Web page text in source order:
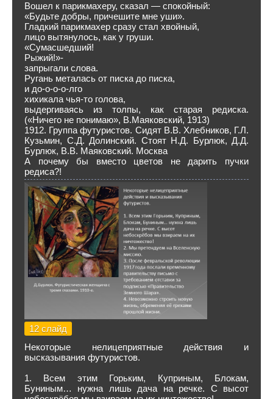
Вошел к парикмахеру, сказал — спокойный:
«Будьте добры, причешите мне уши».
Гладкий парикмахер сразу стал хвойный,
лицо вытянулось, как у груши.
«Сумасшедший!
Рыжий!»-
запрыгали слова.
Ругань металась от писка до писка,
и до-о-о-о-лго
хихикала чья-то голова,
выдергиваясь из толпы, как старая редиска.
(«Ничего не понимаю», В.Маяковский, 1913)
1912. Группа футуристов. Сидят В.В. Хлебников, Г.Л.
Кузьмин, С.Д. Долинский. Стоят Н.Д. Бурлюк, Д.Д.
Бурлюк, В.В. Маяковский. Москва
А почему бы вместо цветов не дарить пучки
редиса?!
12 слайд
Некоторые нелицеприятные действия и
высказывания футуристов.
1. Всем этим Горьким, Куприным, Блокам,
Буниным… нужна лишь дача на речке. С высот